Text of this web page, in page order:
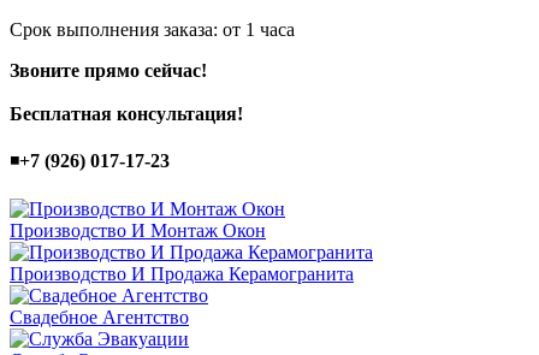
Срок выполнения заказа: от 1 часа
Звоните прямо сейчас!
Бесплатная консультация!
◾+7 (926) 017-17-23
Производство И Монтаж Окон
Производство И Продажа Керамогранита
Свадебное Агентство